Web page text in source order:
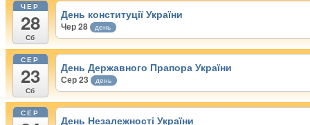
ЧЕР
28
Сб
День конституції України
Чер 28 день
СЕР
23
Сб
День Державного Прапора України
Сер 23 день
СЕР
День Незалежності України